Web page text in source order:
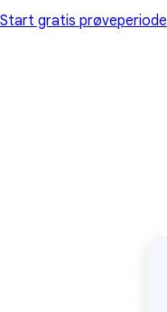
Start gratis prøveperiode